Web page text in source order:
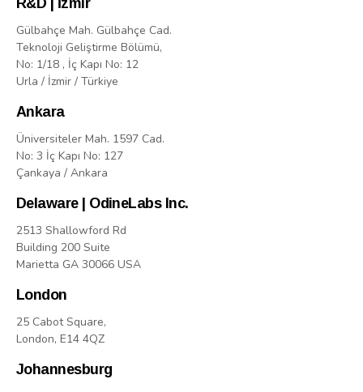
Gülbahçe Mah. Gülbahçe Cad.
Teknoloji Geliştirme Bölümü,
No: 1/18 , İç Kapı No: 12
Urla / İzmir / Türkiye
Ankara
Üniversiteler Mah. 1597 Cad.
No: 3 İç Kapı No: 127
Çankaya / Ankara
Delaware | OdineLabs Inc.
2513 Shallowford Rd
Building 200 Suite
Marietta GA 30066 USA
London
25 Cabot Square,
London, E14 4QZ
Johannesburg